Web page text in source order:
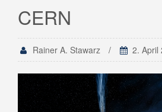
CERN
Rainer A. Stawarz 2. April